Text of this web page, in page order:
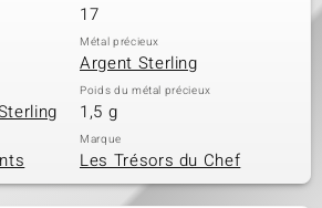
17
Métal précieux
Argent Sterling
Poids du métal précieux
1,5 g
Marque
Les Trésors du Chef